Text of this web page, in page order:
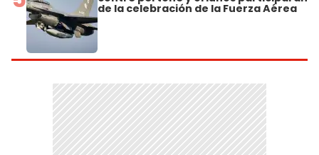
de la celebración de la Fuerza Aérea